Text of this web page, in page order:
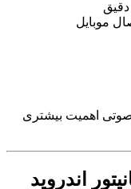
دقیق
موبایل
صوتی اهمیت بیشتری
اندروید